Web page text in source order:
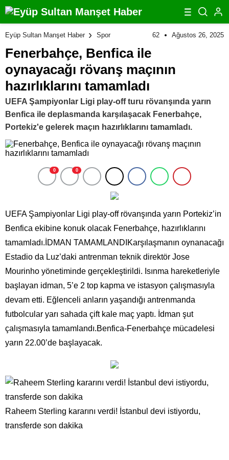
Eyüp Sultan Manşet Haber Spor 62 Ağustos 26, 2025
Fenerbahçe, Benfica ile
oynayacağı rövanş maçının
hazırlıklarını tamamladı
UEFA Şampiyonlar Ligi play-off turu rövanşında yarın
Benfica ile deplasmanda karşılaşacak Fenerbahçe,
Portekiz'e gelerek maçın hazırlıklarını tamamladı.
0 0
UEFA Şampiyonlar Ligi play-off rövanşında yarın Portekiz’in
Benfica ekibine konuk olacak Fenerbahçe, hazırlıklarını
tamamladı.İDMAN TAMAMLANDIKarşılaşmanın oynanacağı
Estadio da Luz’daki antrenman teknik direktör Jose
Mourinho yönetiminde gerçekleştirildi. Isınma hareketleriyle
başlayan idman, 5’e 2 top kapma ve istasyon çalışmasıyla
devam etti. Eğlenceli anların yaşandığı antrenmanda
futbolcular yarı sahada çift kale maç yaptı. İdman şut
çalışmasıyla tamamlandı.Benfica-Fenerbahçe mücadelesi
yarın 22.00’de başlayacak.
Raheem Sterling kararını verdi! İstanbul devi istiyordu,
transferde son dakika